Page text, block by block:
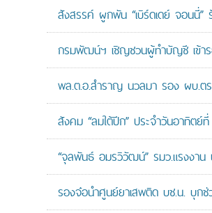
สังสรรค์ ผูกพัน “เบิร์ดเดย์ จอนนี่”
กรมพัฒน์ฯ เชิญชวนผู้ทำบัญชี เข้า
พล.ต.อ.สำราญ นวลมา รอง ผบ.ต
สังคม “ลมใต้ปีก” ประจำวันอาทิต
“จุลพันธ์ อมรวิวัฒน์” รมว.แรงงาน
รองจ๋อนำศูนย์ยาเสพติด บช.น. บุก